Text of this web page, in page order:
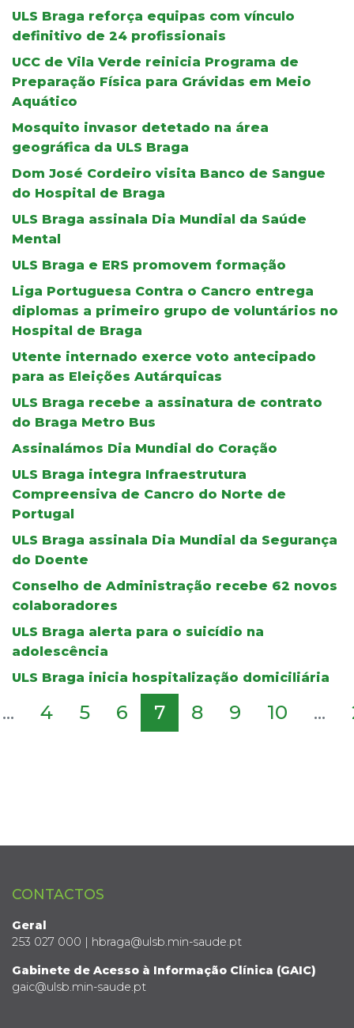
ULS Braga reforça equipas com vínculo
definitivo de 24 profissionais
UCC de Vila Verde reinicia Programa de
Preparação Física para Grávidas em Meio
Aquático
Mosquito invasor detetado na área
geográfica da ULS Braga
Dom José Cordeiro visita Banco de Sangue
do Hospital de Braga
ULS Braga assinala Dia Mundial da Saúde
Mental
ULS Braga e ERS promovem formação
Liga Portuguesa Contra o Cancro entrega
diplomas a primeiro grupo de voluntários no
Hospital de Braga
Utente internado exerce voto antecipado
para as Eleições Autárquicas
ULS Braga recebe a assinatura de contrato
do Braga Metro Bus
Assinalámos Dia Mundial do Coração
ULS Braga integra Infraestrutura
Compreensiva de Cancro do Norte de
Portugal
ULS Braga assinala Dia Mundial da Segurança
do Doente
Conselho de Administração recebe 62 novos
colaboradores
ULS Braga alerta para o suicídio na
adolescência
ULS Braga inicia hospitalização domiciliária
... 4 5 6 7 8 9 10 ...
CONTACTOS
Geral
253 027 000 | hbraga@ulsb.min-saude.pt
Gabinete de Acesso à Informação Clínica (GAIC)
gaic@ulsb.min-saude.pt